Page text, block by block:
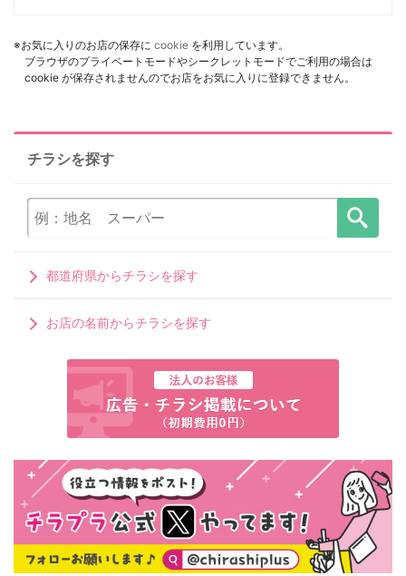
※お気に入りのお店の保存に cookie を利用しています。
ブラウザのプライベートモードやシークレットモードでご利用の場合は
cookie が保存されませんのでお店をお気に入りに登録できません。
チラシを探す
都道府県からチラシを探す
お店の名前からチラシを探す